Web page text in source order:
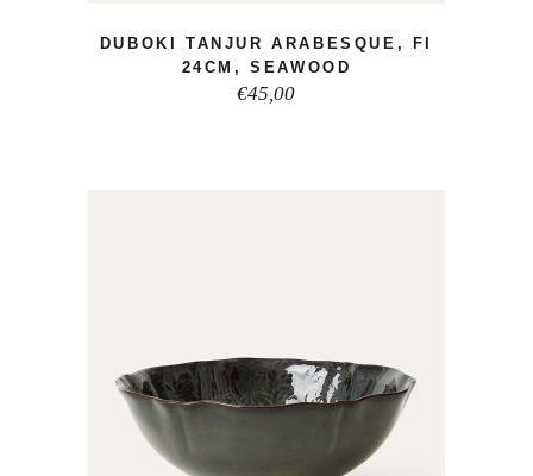
DUBOKI TANJUR ARABESQUE, FI
24CM, SEAWOOD
€45,00